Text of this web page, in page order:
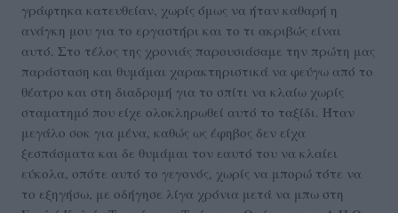
γράφτηκα κατευθείαν, χωρίς όμως να ήταν καθαρή η
ανάγκη μου για το εργαστήρι και το τι ακριβώς είναι
αυτό. Στο τέλος της χρονιάς παρουσιάσαμε την πρώτη μας
παράσταση και θυμάμαι χαρακτηριστικά να φεύγω από το
θέατρο και στη διαδρομή για το σπίτι να κλαίω χωρίς
σταματημό που είχε ολοκληρωθεί αυτό το ταξίδι. Ήταν
μεγάλο σοκ για μένα, καθώς ως έφηβος δεν είχα
ξεσπάσματα και δε θυμάμαι τον εαυτό του να κλαίει
εύκολα, οπότε αυτό το γεγονός, χωρίς να μπορώ τότε να
το εξηγήσω, με οδήγησε λίγα χρόνια μετά να μπω στη